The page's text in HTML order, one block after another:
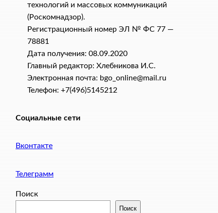
технологий и массовых коммуникаций
(Роскомнадзор).
Регистрационный номер ЭЛ № ФС 77 —
78881
Дата получения: 08.09.2020
Главный редактор: Хлебникова И.C.
Электронная почта: bgo_online@mail.ru
Телефон: +7(496)5145212
Социальные сети
Вконтакте
Телеграмм
Поиск
Поиск